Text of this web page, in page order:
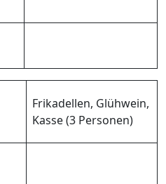
Frikadellen, Glühwein,
Kasse (3 Personen)